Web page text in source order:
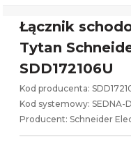
Łącznik
Tytan
SDD172106U
Kod producenta:
Kod systemowy: SEDNA-
Producent: Schneider